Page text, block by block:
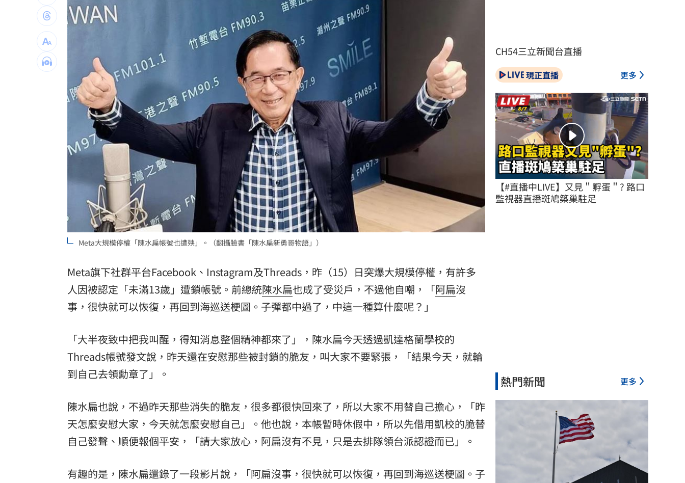
健保砸68.8億元！「這福利」最快9月上路
四國賽看見各路好手 張趙紘把握一軍機會 17:35
繼《角頭》新作 49歲黃騰浩搭魏蔓演夫妻 17:34
台灣彩券開獎直播中
LIVE三立+24小時直播 15:27
三立iNEWS新聞台線上直播 18:00
台彩父親節推新刮刮樂千萬頭獎超「爸」氣 12:00
商場戰國來臨 台中「頂奢大道」逐漸成形 12:00
「拍片人的多重宇宙」職涯論壇9/12登場！ 10:30
8國球員齊聚高雄 Formosa 7s掀足球熱潮 10:00
理想混蛋號召粉絲跨海追星吃美食！ 18:15
Meta大規模停權「陳水扁帳號也遭殃」。（翻攝臉書「陳水扁新勇哥物語」）
Meta旗下社群平台Facebook、Instagram及Threads，昨（15）日突爆大規模停權，有許多
人因被認定「未滿13歲」遭鎖帳號。前總統陳水扁也成了受災戶，不過他自嘲，「阿扁沒
事，很快就可以恢復，再回到海巡送梗圖。子彈都中過了，中這一種算什麼呢？」
「大半夜致中把我叫醒，得知消息整個精神都來了」，陳水扁今天透過凱達格蘭學校的
Threads帳號發文說，昨天還在安慰那些被封鎖的脆友，叫大家不要緊張，「結果今天，就輪
到自己去領勳章了」。
陳水扁也說，不過昨天那些消失的脆友，很多都很快回來了，所以大家不用替自己擔心，「昨
天怎麼安慰大家，今天就怎麼安慰自己」。他也說，本帳暫時休假中，所以先借用凱校的脆替
自己發聲、順便報個平安，「請大家放心，阿扁沒有不見，只是去排隊領台派認證而已」。
有趣的是，陳水扁還錄了一段影片說，「阿扁沒事，很快就可以恢復，再回到海巡送梗圖。子
CH54三立新聞台直播
現正直播 更多
【#直播中LIVE】又見＂孵蛋＂? 路口
監視器直播斑鳩築巢駐足
熱門新聞 更多